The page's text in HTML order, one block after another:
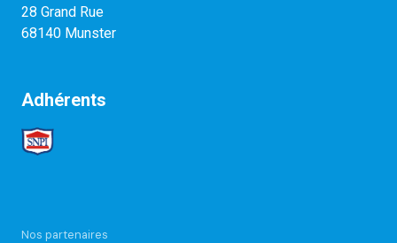
28 Grand Rue
68140 Munster
Adhérents
Nos partenaires